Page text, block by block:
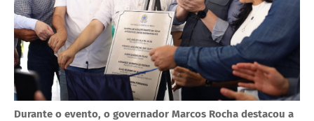
Durante o evento, o governador Marcos Rocha destacou a